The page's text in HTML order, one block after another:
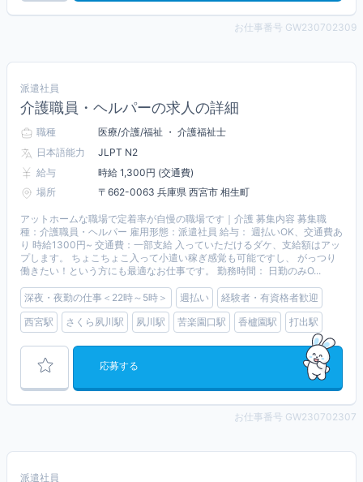
お仕事番号 GW230702309
派遣社員
介護職員・ヘルパーの求人の詳細
職種
医療/介護/福祉 ・ 介護福祉士
日本語能力
JLPT N2
給与
時給 1,300円 (交通費)
場所
〒662-0063 兵庫県 西宮市 相生町
アットホームな職場で定着率が自慢の職場です｜介護 募集内容 募集職
種：介護職員・ヘルパー 雇用形態：派遣社員 給与： 週払いOK、交通費あ
り 時給1300円~ 交通費：一部支給 入っていただけるダケ、支給額はアッ
プします。 ちょこちょこ入って小遣い稼ぎ感覚も可能ですし、 がっつり
働きたい！という方にも最適なお仕事です。 勤務時間： 日勤のみO...
深夜・夜勤の仕事＜22時～5時＞ 週払い
経験者・有資格者歓迎
西宮駅
さくら夙川駅 夙川駅 苦楽園口駅 香櫨園駅 打出駅
応募する
お仕事番号 GW230702307
派遣社員